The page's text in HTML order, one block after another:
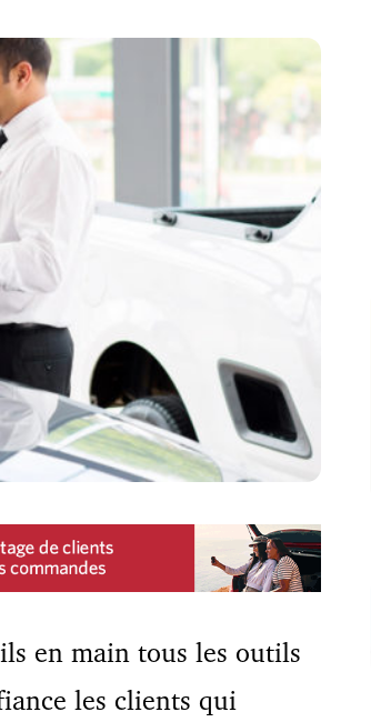
en main tous les outils
les clients qui